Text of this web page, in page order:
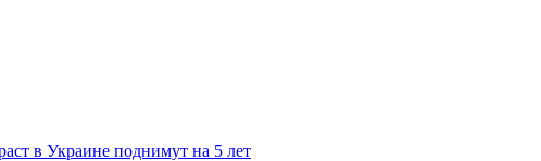
в Украине поднимут на 5 лет